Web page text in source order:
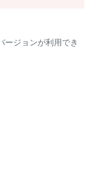
ージョンが利用でき